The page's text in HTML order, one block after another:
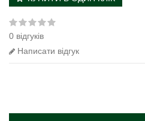
0 відгуків
Написати відгук